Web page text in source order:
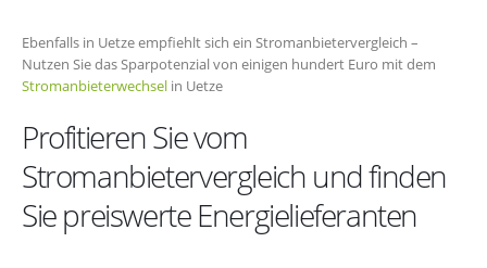
Ebenfalls in Uetze empfiehlt sich ein Stromanbietervergleich –
Nutzen Sie das Sparpotenzial von einigen hundert Euro mit dem
Stromanbieterwechsel in Uetze
Profitieren Sie vom
Stromanbietervergleich und finden
Sie preiswerte Energielieferanten